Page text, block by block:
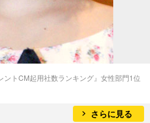
ントCM起用社数ランキング』女性部門1位
さらに見る